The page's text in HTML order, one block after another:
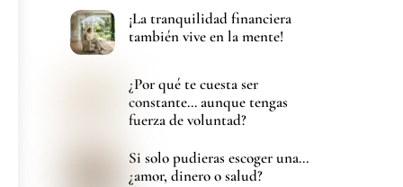
¡La tranquilidad financiera
también vive en la mente!
¿Por qué te cuesta ser
constante… aunque tengas
fuerza de voluntad?
Si solo pudieras escoger una…
¿amor, dinero o salud?